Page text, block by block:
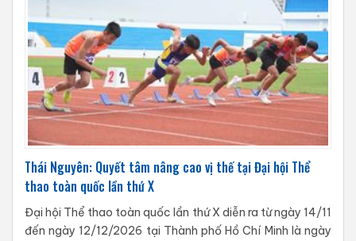
Thái Nguyên: Quyết tâm nâng cao vị thế tại Đại hội Thể
thao toàn quốc lần thứ X
Đại hội Thể thao toàn quốc lần thứ X diễn ra từ ngày 14/11
đến ngày 12/12/2026 tại Thành phố Hồ Chí Minh là ngày